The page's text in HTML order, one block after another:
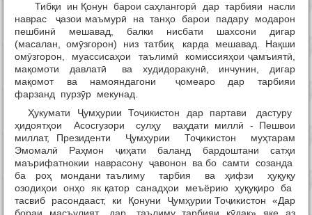
Тибқи ин Қонун барои саҳлангорӣ дар тарбияи насли
наврас ҷазои маъмурӣ на танҳо барои падару модарон
пешбинӣ мешавад, балки нисбати шахсони дигар
(масалан, омӯзгорон) низ татбиқ карда мешавад. Нақши
омӯзгорон, муассисаҳои таълимӣ комиссияҳои ҷамъиятӣ,
мақомоти давлатӣ ва худидоракунӣ, инчунин, дигар
мақомот ва намояндагони ҷомеаро дар тарбияи
фарзанд пурзӯр мекунад.
Ҳукумати Ҷумҳурии Тоҷикистон дар партави дастуру
ҳидоятҳои Асосгузори сулҳу ваҳдати миллӣ - Пешвои
миллат, Президенти Ҷумҳурии Тоҷикистон муҳтарам
Эмомалӣ Раҳмон ҷиҳати баланд бардоштани сатҳи
маърифатнокии наврасону ҷавонон ва бо самти созанда
ба роҳ мондани таълиму тарбия ва ҳифзи ҳуқуқу
озодиҳои онҳо як қатор санадҳои меъёрию ҳуқуқиро ба
тасвиб расондааст, ки Қонуни Ҷумҳурии Тоҷикистон «Дар